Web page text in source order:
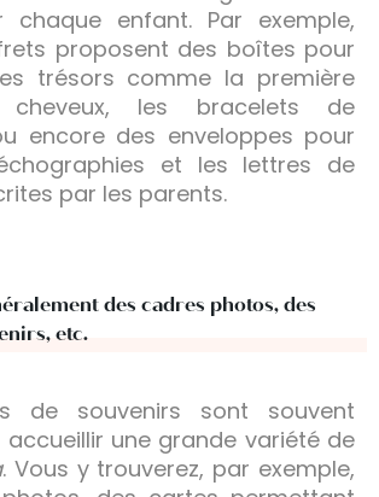
chaque enfant. Par exemple,
proposent des boîtes pour
trésors comme la première
les bracelets de
encore des enveloppes pour
et les lettres de
par les parents.
des cadres photos, des
etc.
de souvenirs sont souvent
une grande variété de
. Vous y trouverez, par exemple,